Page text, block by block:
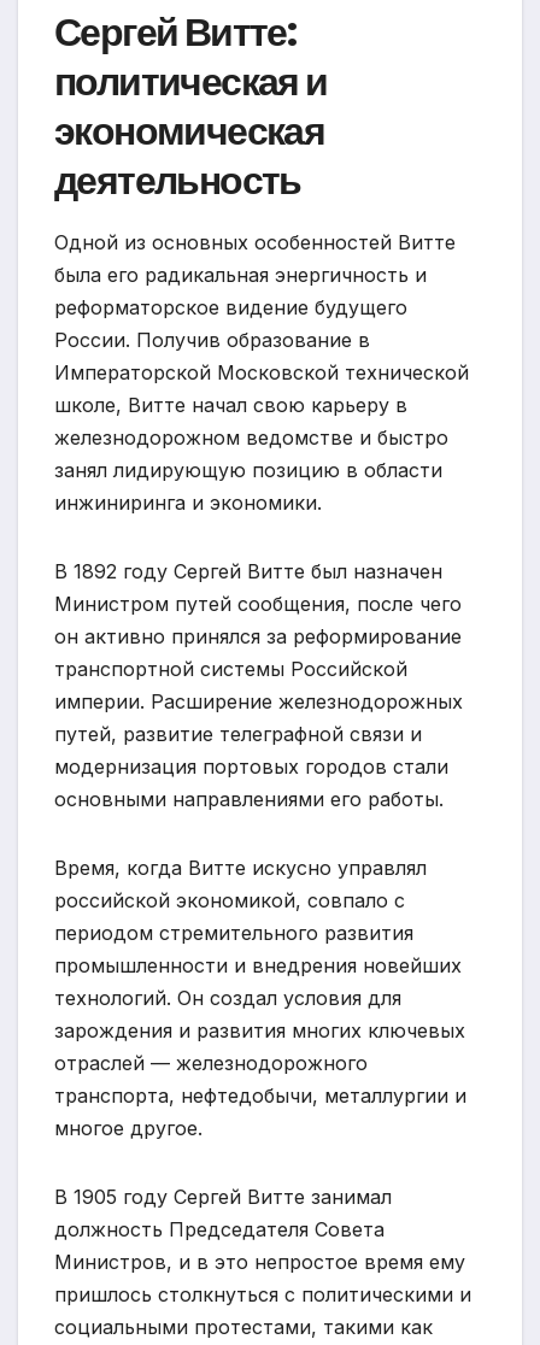
Сергей Витте:
политическая и
экономическая
деятельность
Одной из основных особенностей Витте
была его радикальная энергичность и
реформаторское видение будущего
России. Получив образование в
Императорской Московской технической
школе, Витте начал свою карьеру в
железнодорожном ведомстве и быстро
занял лидирующую позицию в области
инжиниринга и экономики.
В 1892 году Сергей Витте был назначен
Министром путей сообщения, после чего
он активно принялся за реформирование
транспортной системы Российской
империи. Расширение железнодорожных
путей, развитие телеграфной связи и
модернизация портовых городов стали
основными направлениями его работы.
Время, когда Витте искусно управлял
российской экономикой, совпало с
периодом стремительного развития
промышленности и внедрения новейших
технологий. Он создал условия для
зарождения и развития многих ключевых
отраслей — железнодорожного
транспорта, нефтедобычи, металлургии и
многое другое.
В 1905 году Сергей Витте занимал
должность Председателя Совета
Министров, и в это непростое время ему
пришлось столкнуться с политическими и
социальными протестами, такими как